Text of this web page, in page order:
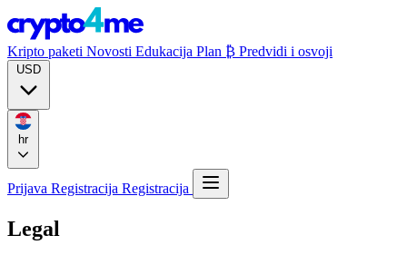
Kripto paketi Novosti Edukacija Plan ₿ Predvidi i osvoji
hr
Prijava Registracija Registracija
Legal